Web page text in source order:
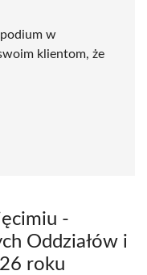
w
klientom, że
-
Oddziałów i
roku